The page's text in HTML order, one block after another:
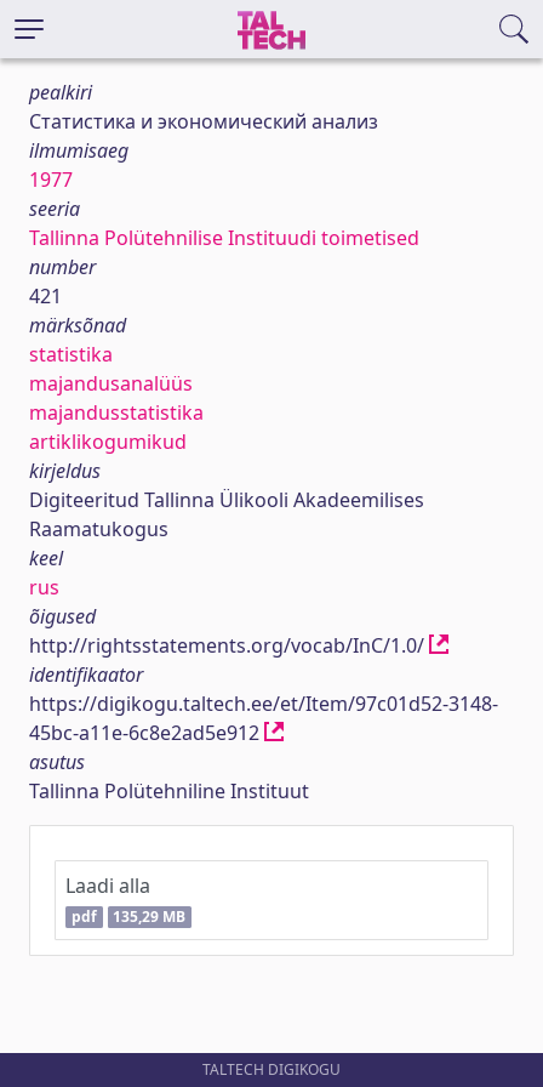
pealkiri
Статистика и экономический анализ
ilmumisaeg
1977
seeria
Tallinna Polütehnilise Instituudi toimetised
number
421
märksõnad
statistika
majandusanalüüs
majandusstatistika
artiklikogumikud
kirjeldus
Digiteeritud Tallinna Ülikooli Akadeemilises
Raamatukogus
keel
rus
õigused
http://rightsstatements.org/vocab/InC/1.0/
identifikaator
https://digikogu.taltech.ee/et/Item/97c01d52-3148-
45bc-a11e-6c8e2ad5e912
asutus
Tallinna Polütehniline Instituut
Laadi alla
pdf 135,29 MB
TALTECH DIGIKOGU